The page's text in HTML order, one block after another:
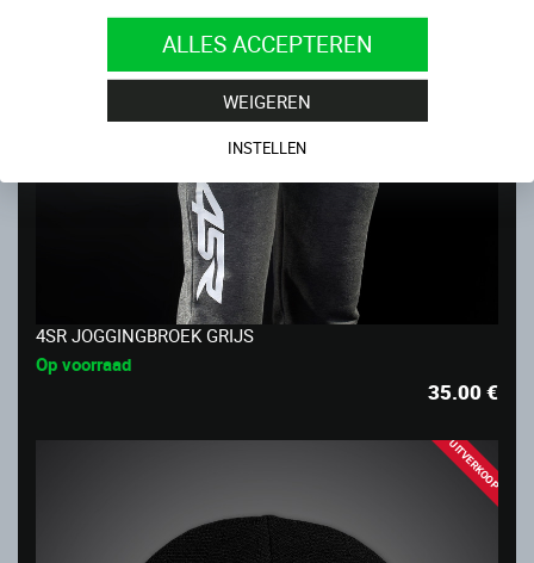
ALLES ACCEPTEREN
WEIGEREN
INSTELLEN
4SR JOGGINGBROEK GRIJS
Op voorraad
35.00€
UITVERKOOP